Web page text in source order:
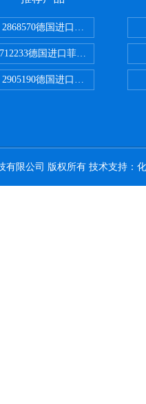
2868570德国进口菲尼克斯电源
712233德国进口菲尼克斯断路器
2905190德国进口菲尼克斯继电器
有限公司 版权所有 技术支持：